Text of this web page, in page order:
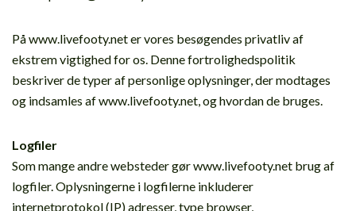
På www.livefooty.net er vores besøgendes privatliv af
ekstrem vigtighed for os. Denne fortrolighedspolitik
beskriver de typer af personlige oplysninger, der modtages
og indsamles af www.livefooty.net, og hvordan de bruges.
Logfiler
Som mange andre websteder gør www.livefooty.net brug af
logfiler. Oplysningerne i logfilerne inkluderer
internetprotokol (IP) adresser, type browser,